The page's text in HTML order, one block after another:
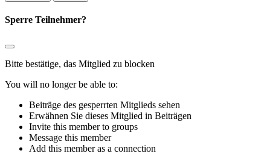
Sperre Teilnehmer?
Bitte bestätige, das Mitglied zu blocken
You will no longer be able to:
Beiträge des gesperrten Mitglieds sehen
Erwähnen Sie dieses Mitglied in Beiträgen
Invite this member to groups
Message this member
Add this member as a connection